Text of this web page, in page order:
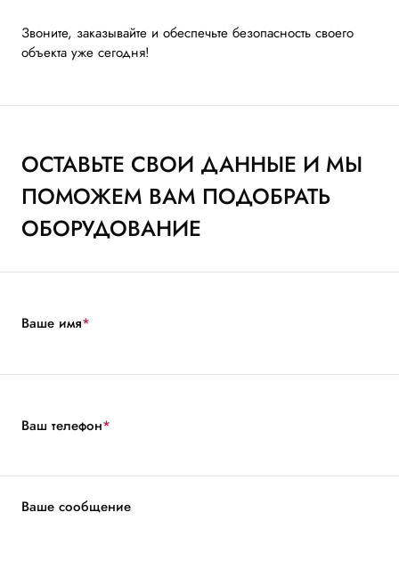
Звоните, заказывайте и обеспечьте безопасность своего
объекта уже сегодня!
ОСТАВЬТЕ СВОИ ДАННЫЕ И МЫ
ПОМОЖЕМ ВАМ ПОДОБРАТЬ
ОБОРУДОВАНИЕ
Ваше имя*
Ваш телефон*
Ваше сообщение